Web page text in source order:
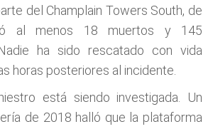
del Champlain Towers South, de
al menos 18 muertos y 145
ha sido rescatado con vida
horas posteriores al incidente.
está siendo investigada. Un
de 2018 halló que la plataforma